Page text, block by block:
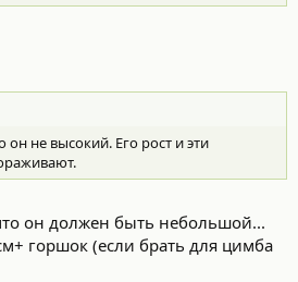
не высокий. Его рост и эти
он должен быть небольшой...
горшок (если брать для цимба